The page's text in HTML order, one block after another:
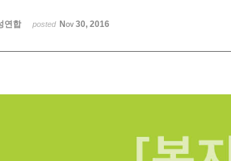
연합 posted Nov 30, 2016